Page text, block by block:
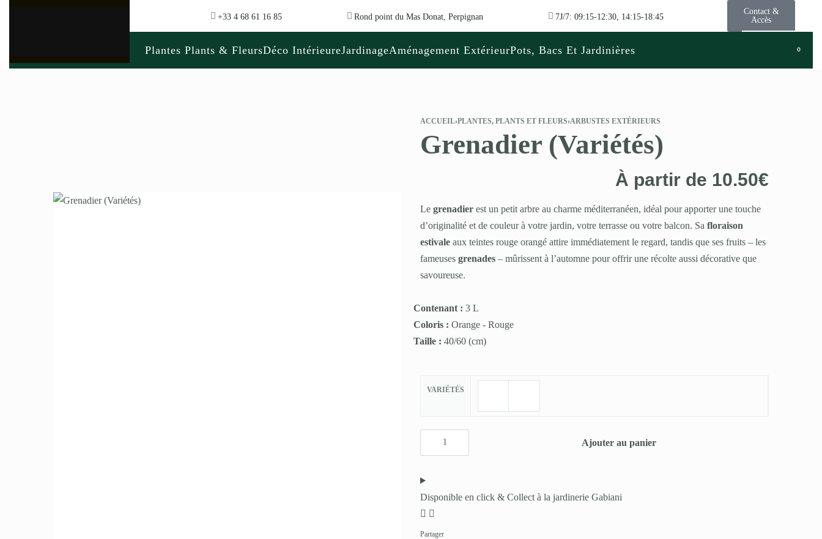
+33 4 68 61 16 85 Rond point du Mas Donat, Perpignan 7J/7: 09:15-12:30, 14:15-18:45
Contact &
Accès
Plantes Plants & FleursDéco IntérieureJardinageAménagement ExtérieurPots, Bacs Et Jardinières 0
ACCUEIL›PLANTES, PLANTS ET FLEURS›ARBUSTES EXTÉRIEURS
Grenadier (Variétés)
À partir de 10.50€
Le grenadier est un petit arbre au charme méditerranéen, idéal pour apporter une touche
d’originalité et de couleur à votre jardin, votre terrasse ou votre balcon. Sa floraison
estivale aux teintes rouge orangé attire immédiatement le regard, tandis que ses fruits – les
fameuses grenades – mûrissent à l’automne pour offrir une récolte aussi décorative que
savoureuse.
Contenant : 3 L
Coloris : Orange - Rouge
Taille : 40/60 (cm)
VARIÉTÉS
Ajouter au panier
Disponible en click & Collect à la jardinerie Gabiani
Partager